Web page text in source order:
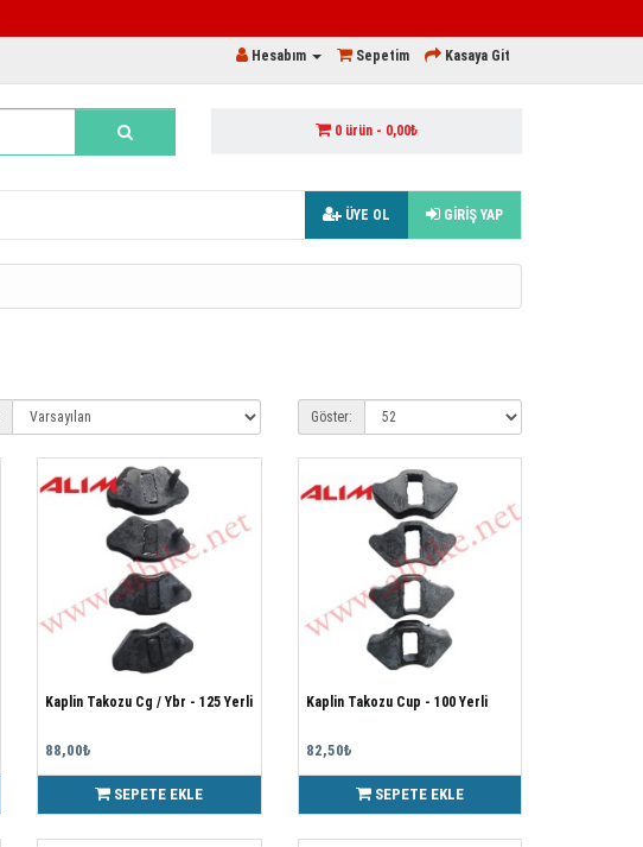
Hesabım Sepetim Kasaya Git
0 ürün - 0,00₺
ÜYE OL GİRİŞ YAP
Göster:
Kaplin Takozu Cg / Ybr - 125 Yerli
88,00₺
SEPETE EKLE
Kaplin Takozu Cup - 100 Yerli
82,50₺
SEPETE EKLE